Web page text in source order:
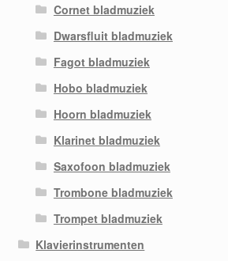
Cornet bladmuziek
Dwarsfluit bladmuziek
Fagot bladmuziek
Hobo bladmuziek
Hoorn bladmuziek
Klarinet bladmuziek
Saxofoon bladmuziek
Trombone bladmuziek
Trompet bladmuziek
Klavierinstrumenten